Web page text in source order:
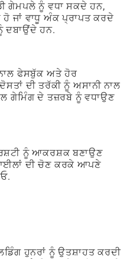
ਗੇਮਪਲੇ ਨੂੰ ਵਧਾ ਸਕਦੇ ਹਨ,
ਹੋ ਜਾਂ ਵਾਧੂ ਅੰਕ ਪ੍ਰਾਪਤ ਕਰਦੇ
ਦਬਾਉਂਦੇ ਹਨ.
ਫੇਸਬੁੱਕ ਅਤੇ ਹੋਰ
ਦੀ ਤਰੱਕੀ ਨੂੰ ਅਸਾਨੀ ਨਾਲ
ਗੇਮਿੰਗ ਦੇ ਤਜ਼ਰਬੇ ਨੂੰ ਵਧਾਉਣ
ਨੂੰ ਆਕਰਸ਼ਕ ਬਣਾਉਣ
ਦੀ ਚੋਣ ਕਰਕੇ ਆਪਣੇ
ਹੁਨਰਾਂ ਨੂੰ ਉਤਸ਼ਾਹਤ ਕਰਦੀ